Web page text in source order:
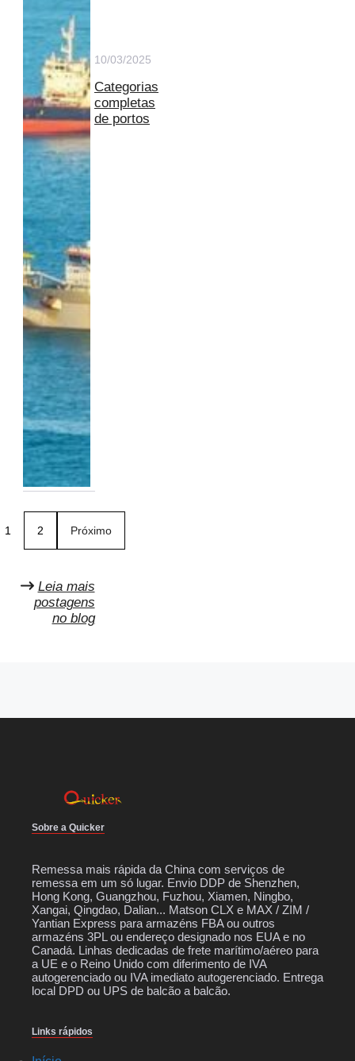
10/03/2025
Categorias
completas
de portos
1 2 Próximo
Leia mais
postagens
no blog
Sobre a Quicker
Remessa mais rápida da China com serviços de
remessa em um só lugar. Envio DDP de Shenzhen,
Hong Kong, Guangzhou, Fuzhou, Xiamen, Ningbo,
Xangai, Qingdao, Dalian... Matson CLX e MAX / ZIM /
Yantian Express para armazéns FBA ou outros
armazéns 3PL ou endereço designado nos EUA e no
Canadá. Linhas dedicadas de frete marítimo/aéreo para
a UE e o Reino Unido com diferimento de IVA
autogerenciado ou IVA imediato autogerenciado. Entrega
local DPD ou UPS de balcão a balcão.
Links rápidos